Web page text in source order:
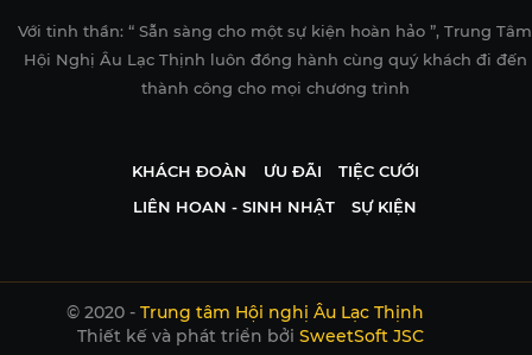
Với tinh thần: “ Sẵn sàng cho một sự kiện hoàn hảo ”, Trung Tâm
Hội Nghị Âu Lạc Thịnh luôn đồng hành cùng quý khách đi đến
thành công cho mọi chương trình
KHÁCH ĐOÀN ƯU ĐÃI
TIỆC CƯỚI
LIÊN HOAN - SINH NHẬT
SỰ KIỆN
© 2020 - Trung tâm Hội nghị Âu Lạc Thịnh
Thiết kế và phát triển bởi SweetSoft JSC